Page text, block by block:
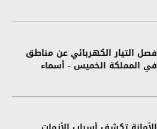
فصل التيار الكهربائي عن مناطق
في المملكة الخميس - أسماء